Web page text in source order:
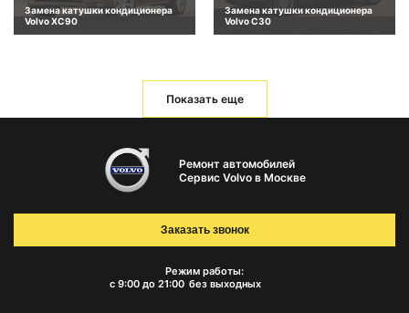
Замена катушки кондиционера
Volvo XC90
Замена катушки кондиционера
Volvo C30
Показать еще
Ремонт автомобилей
Сервис Volvo в Москве
Режим работы:
с 9:00 до 21:00 без выходных
Заказать звонок